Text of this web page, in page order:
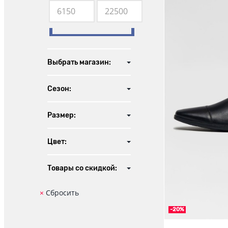
6 150 22 500
Цвет:
Товары со скидкой:
Сезон:
Выбрать магазин:
Размер:
-20%